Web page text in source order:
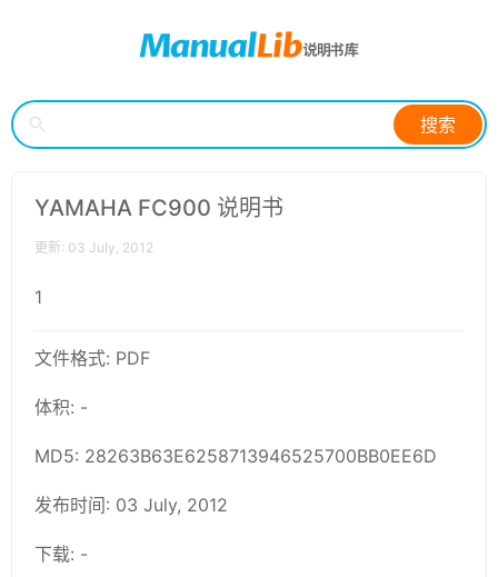
搜索
YAMAHA FC900 说明书
更新: 03 July, 2012
1
文件格式: PDF
体积: -
MD5: 28263B63E6258713946525700BB0EE6D
发布时间: 03 July, 2012
下载: -